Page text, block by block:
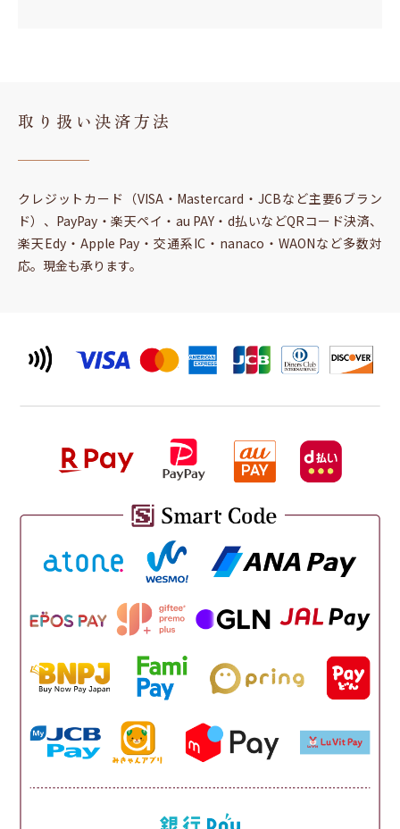
取り扱い決済方法
クレジットカード（VISA・Mastercard・JCBなど主要6ブラン
ド）、PayPay・楽天ペイ・au PAY・d払いなどQRコード決済、
楽天Edy・Apple Pay・交通系IC・nanaco・WAONなど多数対
応。現金も承ります。